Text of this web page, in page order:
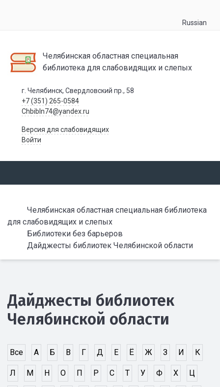
Russian
Челябинская областная специальная
библиотека для слабовидящих и слепых
г. Челябинск, Свердловский пр., 58
+7 (351) 265-0584
Chbibln74@yandex.ru
Версия для слабовидящих
Войти
Челябинская областная специальная библиотека
для слабовидящих и слепых
Библиотеки без барьеров
Дайджесты библиотек Челябинской области
Дайджесты библиотек
Челябинской области
Все А Б В Г Д Е Ё Ж З И К
Л М Н О П Р С Т У Ф Х Ц